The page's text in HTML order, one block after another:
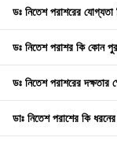
ডঃ নিতেশ পরাশরের যোগ্যতা
ডঃ নিতেশ পরাশর কি কোন
ডঃ নিতেশ পরাশরের দক্ষতার
ডাঃ নিতেশ পরাশের কি